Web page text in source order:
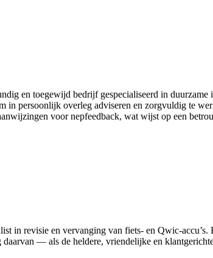
en toegewijd bedrijf gespecialiseerd in
persoonlijk overleg adviseren en zorgvuldig te
voor nepfeedback, wat wijst op een
in revisie en vervanging van fiets‑ en
— als de heldere, vriendelijke en